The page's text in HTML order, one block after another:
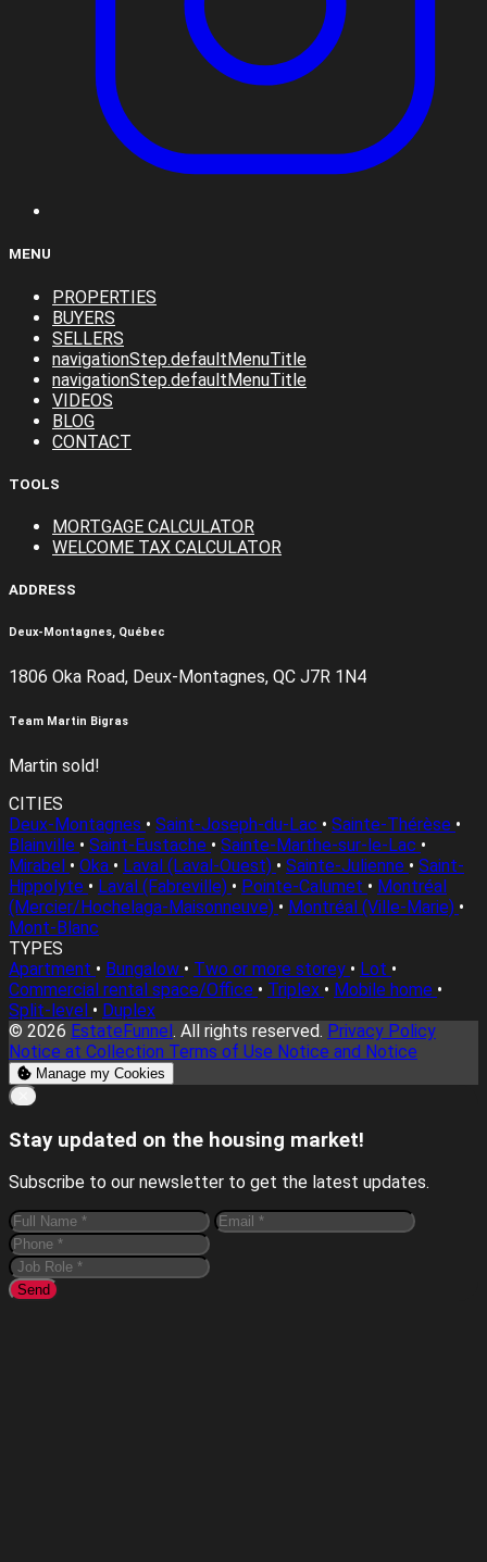
MENU
PROPERTIES
BUYERS
SELLERS
navigationStep.defaultMenuTitle
navigationStep.defaultMenuTitle
VIDEOS
BLOG
CONTACT
TOOLS
MORTGAGE CALCULATOR
WELCOME TAX CALCULATOR
ADDRESS
Deux-Montagnes, Québec
1806 Oka Road, Deux-Montagnes, QC J7R 1N4
Team Martin Bigras
Martin sold!
CITIES
Deux-Montagnes • Saint-Joseph-du-Lac • Sainte-Thérèse •
Blainville • Saint-Eustache • Sainte-Marthe-sur-le-Lac •
Mirabel • Oka • Laval (Laval-Ouest) • Sainte-Julienne • Saint-
Hippolyte • Laval (Fabreville) • Pointe-Calumet • Montréal
(Mercier/Hochelaga-Maisonneuve) • Montréal (Ville-Marie) •
Mont-Blanc
TYPES
Apartment • Bungalow • Two or more storey • Lot •
Commercial rental space/Office • Triplex • Mobile home •
Split-level • Duplex
© 2026 EstateFunnel. All rights reserved. Privacy Policy
Notice at Collection Terms of Use Notice and Notice
Manage my Cookies
Close
Stay updated on the housing market!
Subscribe to our newsletter to get the latest updates.
Send